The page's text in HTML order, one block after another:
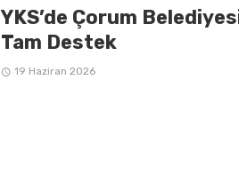
YKS’de Çorum
Tam Destek
19 Haziran 2026